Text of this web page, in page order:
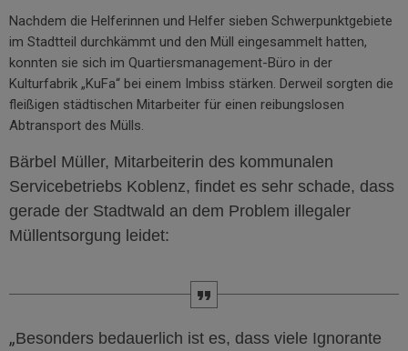
Nachdem die Helferinnen und Helfer sieben Schwerpunktgebiete
im Stadtteil durchkämmt und den Müll eingesammelt hatten,
konnten sie sich im Quartiersmanagement-Büro in der
Kulturfabrik „KuFa“ bei einem Imbiss stärken. Derweil sorgten die
fleißigen städtischen Mitarbeiter für einen reibungslosen
Abtransport des Mülls.
Bärbel Müller, Mitarbeiterin des kommunalen
Servicebetriebs Koblenz, findet es sehr schade, dass
gerade der Stadtwald an dem Problem illegaler
Müllentsorgung leidet:
„Besonders bedauerlich ist es, dass viele Ignorante